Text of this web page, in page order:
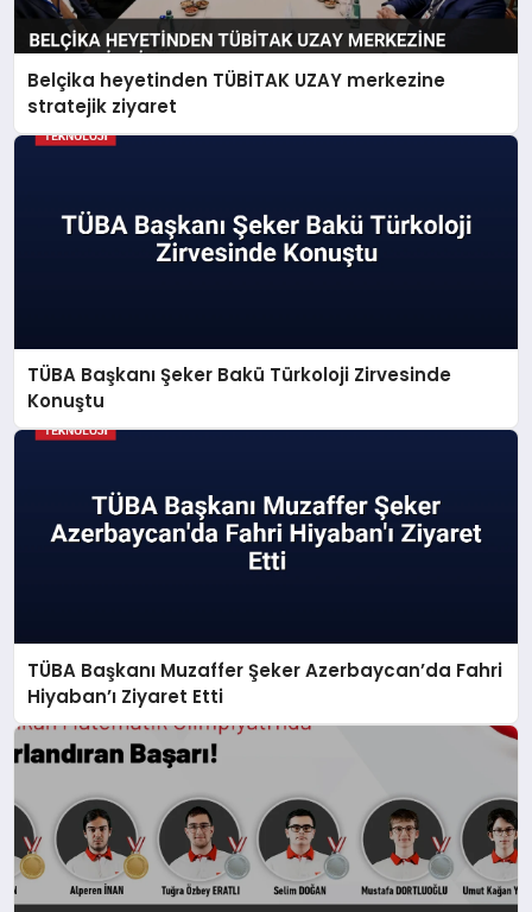
Belçika heyetinden TÜBİTAK UZAY merkezine
stratejik ziyaret
TÜBA Başkanı Şeker Bakü Türkoloji Zirvesinde
Konuştu
TÜBA Başkanı Muzaffer Şeker Azerbaycan’da Fahri
Hiyaban’ı Ziyaret Etti